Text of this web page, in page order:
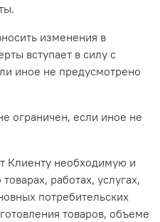
изменения в
вступает в силу с
иное не предусмотрено
ограничен, если иное не
Клиенту необходимую и
работах, услугах,
потребительских
товаров, объеме